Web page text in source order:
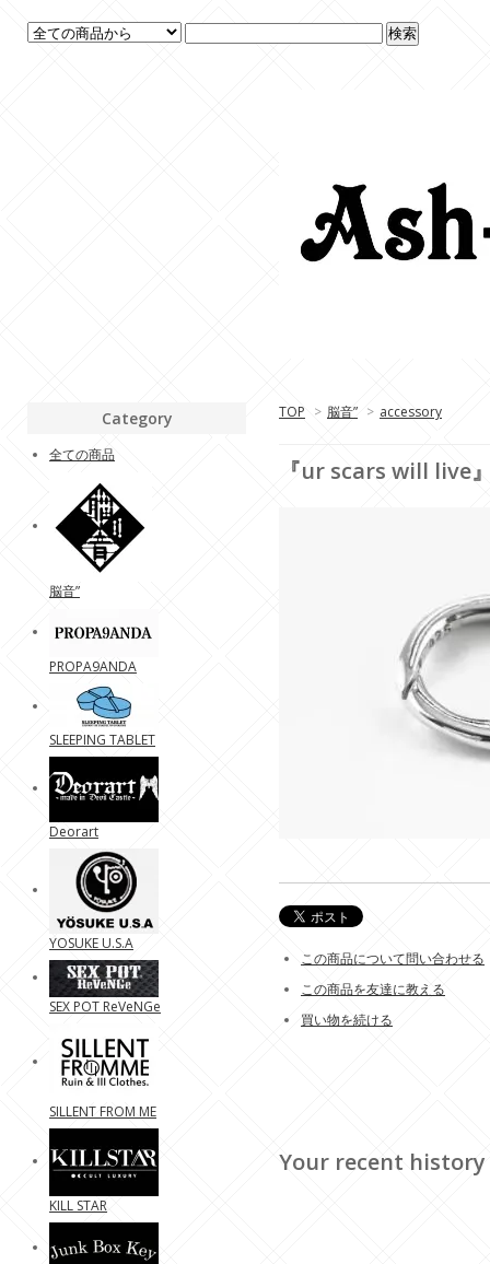
TOP > 脳音” > accessory
『ur scars will live
この商品について問い合わせる
この商品を友達に教える
買い物を続ける
Your recent history
Category
全ての商品
脳音”
PROPA9ANDA
SLEEPING TABLET
Deorart
YOSUKE U.S.A
SEX POT ReVeNGe
SILLENT FROM ME
KILL STAR